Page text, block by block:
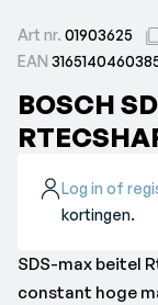
Art nr. 01903625
EAN
BOSCH
Log in of
kortingen.
SDS-max beitel
constant hoge